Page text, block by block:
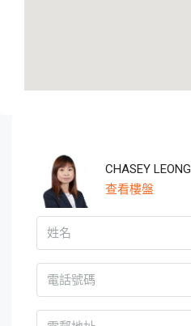
CHASEY LEONG
查看樓盤